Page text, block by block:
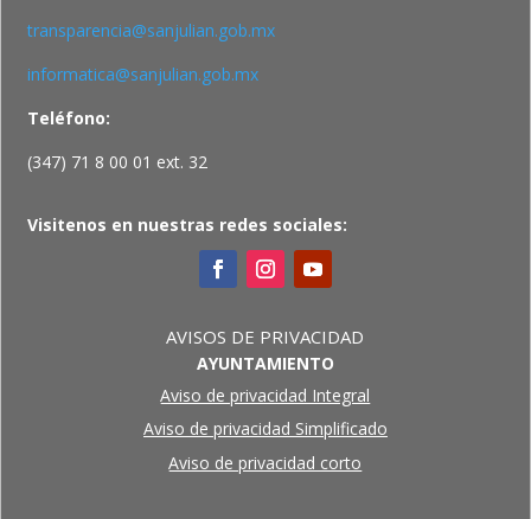
transparencia@sanjulian.gob.mx
informatica@sanjulian.gob.mx
Teléfono:
(347) 71 8 00 01 ext. 32
Visitenos en nuestras redes sociales:
AVISOS DE PRIVACIDAD
AYUNTAMIENTO
Aviso de privacidad Integral
Aviso de privacidad Simplificado
Aviso de privacidad corto